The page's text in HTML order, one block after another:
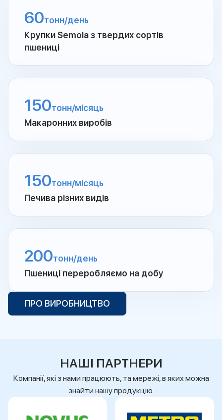
60тонн/день
Крупки Semola з твердих сортів
пшениці
150тонн/місяць
Макаронних виробів
150тонн/місяць
Печива різних видів
200тонн/день
Пшениці переробляємо на добу
ПРО ВИРОБНИЦТВО
НАШІ ПАРТНЕРИ
Компанії, які з нами працюють, та мережі, в яких можна
знайти нашу продукцію.